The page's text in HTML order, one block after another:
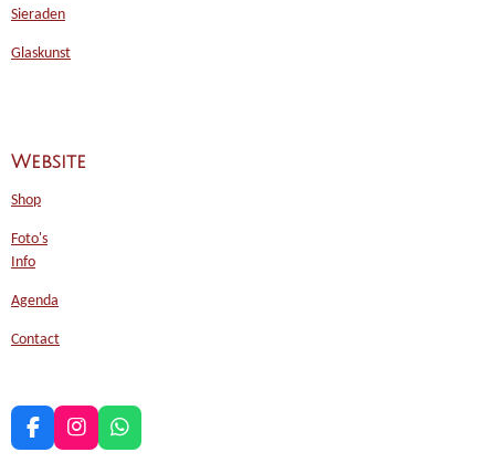
Sieraden
Glaskunst
Website
Shop
Foto's
Info
Agenda
Contact
F
a
I
n
W
h